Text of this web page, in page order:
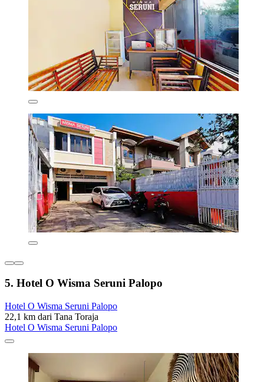
5. Hotel O Wisma Seruni Palopo
Hotel O Wisma Seruni Palopo
22,1 km dari Tana Toraja
Hotel O Wisma Seruni Palopo